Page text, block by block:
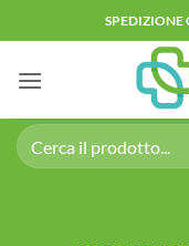
ai
contenuti
SPEDIZIONE
Cerca: